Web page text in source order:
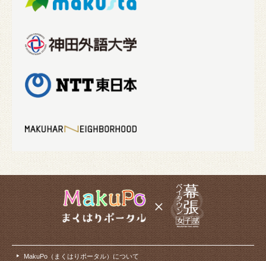
MakuPo（まくはりポータル）について